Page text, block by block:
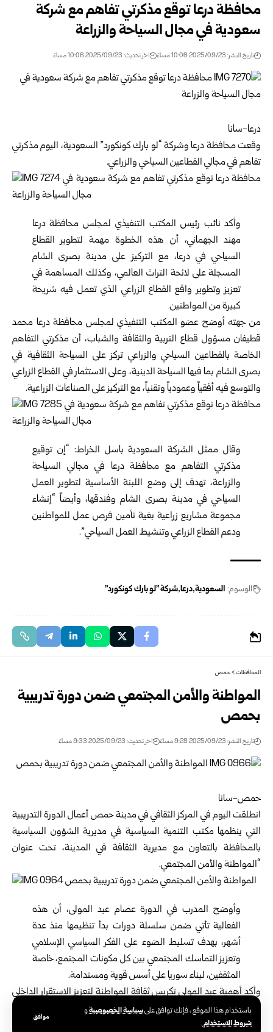
باستخدام هذا الموقع ، فإنك توافق علىسياسة الخصوصيةو
شروط الاستخدام.
موافق
محافظة درعا توقع مذكرتي تفاهم مع شركة
سعودية في مجال السياحة والزراعة
تاريخ النشر: 2025/09/23 10:06 مساءً اخر تحديث: 2025/09/23 10:06 مساءً
درعا-سانا
وقعت محافظة درعا وشركة “لو بارك كونكورد” السعودية، اليوم مذكرتي
تفاهم في مجالي القطاعين السياحي والزراعي.
وأكد نائب رئيس المكتب التنفيذي لمجلس محافظة درعا
مهند الجهماني، أن هذه الخطوة مهمة لتطوير القطاع
السياحي في درعا، مع التركيز على مدينة بصرى الشام
المسجلة على لائحة التراث العالمي، وكذلك المساهمة في
تعزيز وتطوير واقع القطاع الزراعي الذي تعمل فيه شريحة
كبيرة من المواطنين.
من جهته أوضح عضو المكتب التنفيذي لمجلس محافظة درعا محمد
قطيفان مسؤول قطاع التربية والثقافة والشباب، أن مذكرتي التفاهم
الخاصة بالقطاعين السياحي والزراعي تركز على السياحة الثقافية في
بصرى الشام بما فيها السياحة الدينية، وعلى الاستثمار في القطاع الزراعي
والتوسع فيه أفقياً وعمودياً وتقنياً، مع التركيز على الصناعات الزراعية.
وقال ممثل الشركة السعودية باسل الخراط: “إن توقيع
مذكرتي التفاهم مع محافظة درعا في مجالي السياحة
والزراعة، تهدف إلى وضع اللبنة الأساسية لتطوير العمل
السياحي في مدينة بصرى الشام وفندقها، وأيضاً “إنشاء
مجموعة مشاريع زراعية بغية تأمين فرص عمل للمواطنين
ودعم القطاع الزراعي وتنشيط العمل السياحي”.
الوسوم: السعودية درعا شركة "لو بارك كونكورد"
المحافظات>حمص
المواطنة والأمن المجتمعي ضمن دورة تدريبية
بحمص
تاريخ النشر: 2025/09/23 9:28 مساءً اخر تحديث: 2025/09/23 9:33 مساءً
حمص-سانا
انطلقت اليوم في المركز الثقافي في مدينةحمص أعمال الدورة التدريبية
التي ينظمها مكتب التنمية السياسية في مديرية الشؤون السياسية
بالمحافظة بالتعاون مع مديرية الثقافة في المدينة، تحت عنوان
“المواطنة والأمن المجتمعي.
وأوضح المدرب في الدورة عصام عبد المولى، أن هذه
الفعالية تأتي ضمن سلسلة دورات بدأ تنظيمها منذ عدة
أشهر، بهدف تسليط الضوء على الفكر السياسي الإسلامي
وتعزيز التماسك المجتمعي بين كل مكونات المجتمع، خاصة
المثقفين، لبناء سوريا على أسس قوية ومستدامة.
وأكد أهمية عبد المولى تكريس ثقافة المواطنة لتعزيز الاستقرار الداخلي
ودور المجتمع المدني في تقوية الروابط بين الأسرة والدولة.
وبيّن عبد المولى أن فكرة المواطنة لها جذور عميقة في الإسلام وفق